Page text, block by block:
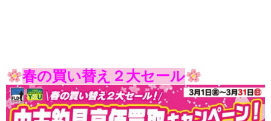
春の買い替え２大セール